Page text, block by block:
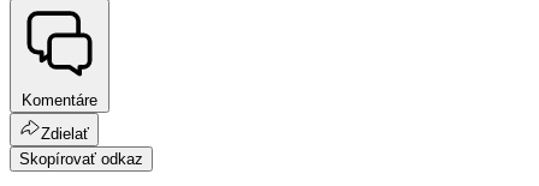
Komentáre
Zdielať
Skopírovať odkaz